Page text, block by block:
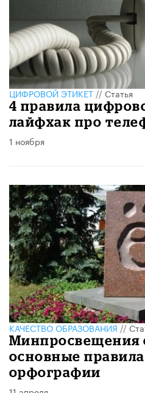
ЦИФРОВОЙ ЭТИКЕТ//Статья
4 правила
лайфхак про
1 ноября
КАЧЕСТВО ОБРАЗОВАНИЯ//
Минпросвещения
основные
орфографии